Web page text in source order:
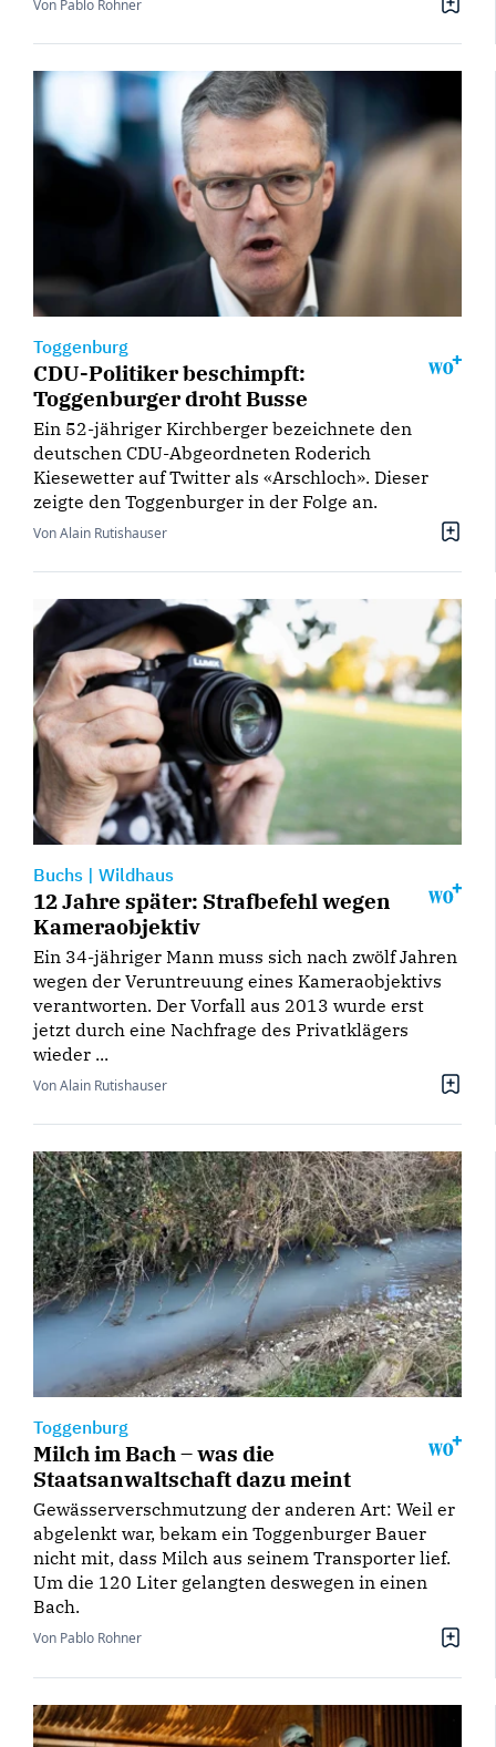
Von Pablo Rohner
Toggenburg
CDU-Politiker beschimpft:
Toggenburger droht Busse
Ein 52-jähriger Kirchberger bezeichnete den
deutschen CDU-Abgeordneten Roderich
Kiesewetter auf Twitter als «Arschloch». Dieser
zeigte den Toggenburger in der Folge an.
Von Alain Rutishauser
Buchs | Wildhaus
12 Jahre später: Strafbefehl wegen
Kameraobjektiv
Ein 34-jähriger Mann muss sich nach zwölf Jahren
wegen der Veruntreuung eines Kameraobjektivs
verantworten. Der Vorfall aus 2013 wurde erst
jetzt durch eine Nachfrage des Privatklägers
wieder ...
Von Alain Rutishauser
Toggenburg
Milch im Bach – was die
Staatsanwaltschaft dazu meint
Gewässerverschmutzung der anderen Art: Weil er
abgelenkt war, bekam ein Toggenburger Bauer
nicht mit, dass Milch aus seinem Transporter lief.
Um die 120 Liter gelangten deswegen in einen
Bach.
Von Pablo Rohner